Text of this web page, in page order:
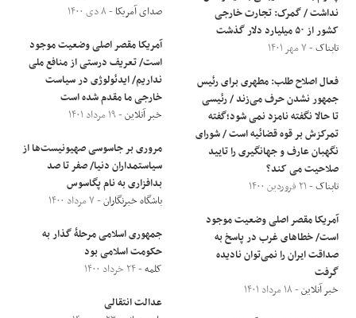
نداشت / گمرک: تجارت خارجی
کشور از ۵۰ میلیارد دلار گذشت
تابناک- ۷ مهر ۱۴۰۱
فعال اصلاح طلب: مطهری برای رئیس
جمهور نشدن حرف می‌زند / رئیسی
تا حالا نگفته نامزد نمی شود؛گفته
تمرکزش بر قوه قضائیه است / شورای
نگهبان عارف و جهانگیری را تایید
صلاحیت می کند؟
تابناک- ۲۱ فروردین ۱۴۰۰
آمریکا مقصر اصلی وضعیت موجود
است/ خطاهای غرب در پاسخ به
صداقت ایران را نمی‌توان نادیده
گرفت
خبر آنلاین- ۱۸ مرداد ۱۴۰۱
صدای آمریکا - ۸ دی ۱۴۰۰
آمریکا مقصر اصلی وضعیت موجود
است/ تعریف درستی از منافع ملی
نداریم/ ایدئولوژی در سیاست
خارجی ما مقدم شده است
خبر آنلاین- ۱۹ مرداد ۱۴۰۱
مروری بر جاسوسی صهیونیست‌ها از
سیاستمداران دنیا/ صفر تا صد
بدافزاری به نام پگاسوس
باشگاه خبرنگاران- ۷ مرداد ۱۴۰۰
جمهوری اسلامی مرحلۀ گذار به
حکومت اسلامی بود
کلمه- ۲۴ خرداد ۱۴۰۰
عدالت انتقالی